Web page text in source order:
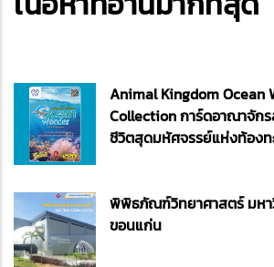
Animal Kingdom Ocean
Collection การ์ดอาณาจัก
ชีวิตสุดมหัศจรรย์แห่งท้องท
พิพิธภัณฑ์วิทยาศาสตร์ มห
ขอนแก่น